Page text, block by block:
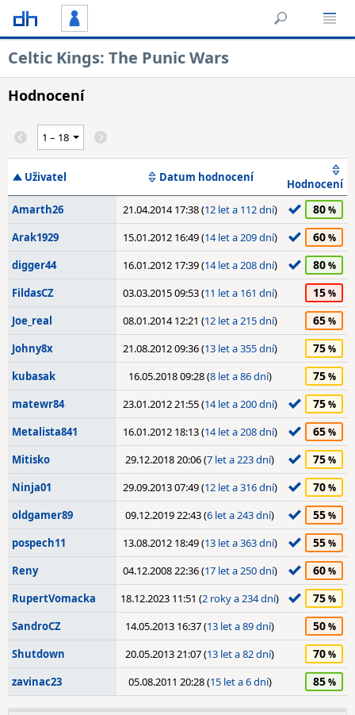
Celtic Kings: The Punic Wars
Hodnocení
Uživatel Datum hodnocení
Hodnocení
Amarth26
21.04.2014 17:38 (12 let a 112 dní) 80
Arak1929 15.01.2012 16:49 (14 let a 209 dní) 60
digger44 16.01.2012 17:39 (14 let a 208 dní) 80
FildasCZ 03.03.2015 09:53 (11 let a 161 dní) 15
Joe_real 08.01.2014 12:21 (12 let a 215 dní) 65
Johny8x 21.08.2012 09:36 (13 let a 355 dní) 75
kubasak 16.05.2018 09:28 (8 let a 86 dní) 75
matewr84 23.01.2012 21:55 (14 let a 200 dní) 75
Metalista841 16.01.2012 18:13 (14 let a 208 dní) 65
Mitisko 29.12.2018 20:06 (7 let a 223 dní) 75
Ninja01 29.09.2013 07:49 (12 let a 316 dní) 70
oldgamer89 09.12.2019 22:43 (6 let a 243 dní) 55
pospech11 13.08.2012 18:49 (13 let a 363 dní) 55
Reny 04.12.2008 22:36 (17 let a 250 dní) 60
RupertVomacka 18.12.2023 11:51 (2 roky a 234 dní) 75
SandroCZ 14.05.2013 16:37 (13 let a 89 dní) 50
Shutdown 20.05.2013 21:07 (13 let a 82 dní) 70
zavinac23 05.08.2011 20:28 (15 let a 6 dní) 85